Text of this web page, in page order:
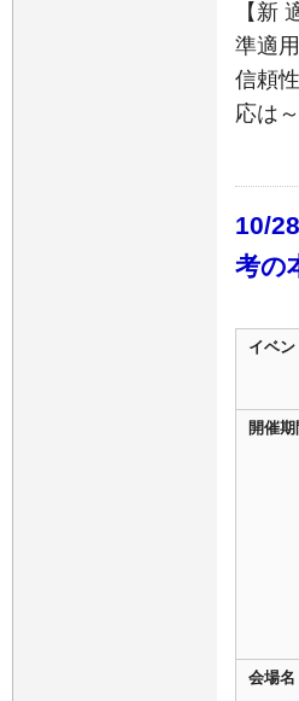
【新
準適
信頼
応は
10/
考の
イベン
開催期
会場名